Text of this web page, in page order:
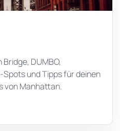
DUMBO,
Spots und Tipps für deinen
von Manhattan.